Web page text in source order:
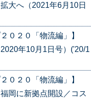
大へ（2021年6月10日
２０２０「物流編」】
年10月1日号）('20/1
２０２０「物流編」】
岡に新拠点開設／コス